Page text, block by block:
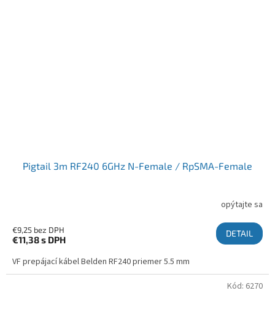
Pigtail 3m RF240 6GHz N-Female / RpSMA-Female
opýtajte sa
€9,25 bez DPH
€11,38s DPH
DETAIL
VF prepájací kábel Belden RF240 priemer 5.5 mm
Kód: 6270